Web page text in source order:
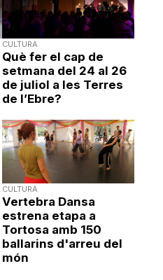
CULTURA
Què fer el cap de
setmana del 24 al 26
de juliol a les Terres
de l’Ebre?
CULTURA
Vertebra Dansa
estrena etapa a
Tortosa amb 150
ballarins d'arreu del
món